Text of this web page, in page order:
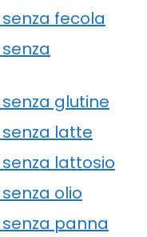
fecola
glutine
latte
lattosio
olio
panna